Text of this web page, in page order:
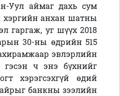
Уул аймаг дахь сум
анхан шатны
гаргаж, уг шүүх 2018
30-ны өдрийн 515
эвлэрлийн
гэсэн ч энэ бүхнийг
хэрэгсэхгүй өдий
банкны зээлийн